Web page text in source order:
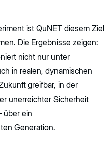
ist QuNET diesem Ziel
Die Ergebnisse zeigen:
nicht nur unter
in realen, dynamischen
greifbar, in der
unerreichter Sicherheit
über ein
Generation.